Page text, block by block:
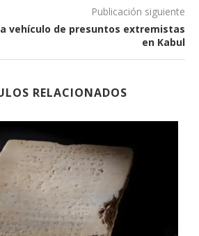
Publicación siguiente
vehículo de presuntos extremistas
en Kabul
RELACIONADOS